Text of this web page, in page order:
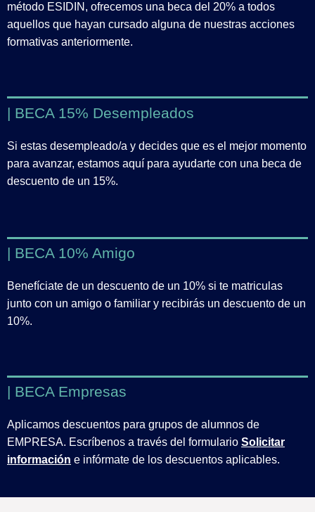
método ESIDIN, ofrecemos una beca del 20% a todos
aquellos que hayan cursado alguna de nuestras acciones
formativas anteriormente.
| BECA 15% Desempleados
Si estas desempleado/a y decides que es el mejor momento
para avanzar, estamos aquí para ayudarte con una beca de
descuento de un 15%.
| BECA 10% Amigo
Benefíciate de un descuento de un 10% si te matriculas
junto con un amigo o familiar y recibirás un descuento de un
10%.
| BECA Empresas
Aplicamos descuentos para grupos de alumnos de
EMPRESA. Escríbenos a través del formulario Solicitar
información e infórmate de los descuentos aplicables.